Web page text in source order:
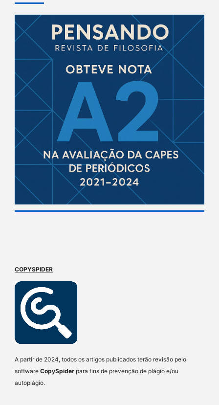
COPYSPIDER
A partir de 2024, todos os artigos publicados terão revisão pelo
software CopySpider para fins de prevenção de plágio e/ou
autoplágio.